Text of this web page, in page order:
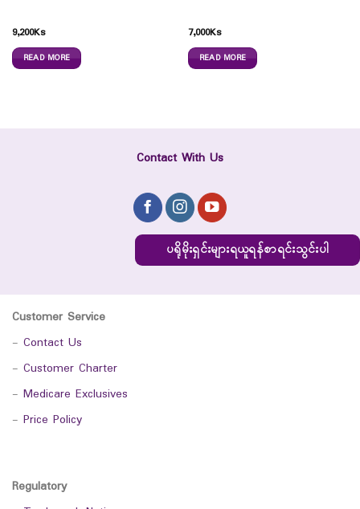
9,200Ks
READ MORE
7,000Ks
READ MORE
Contact With Us
ပရိုမိုးရှင်းများရယူရန်စာရင်းသွင်းပါ
Customer Service
- Contact Us
- Customer Charter
- Medicare Exclusives
- Price Policy
Regulatory